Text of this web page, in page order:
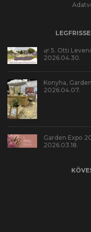
🌿 5. Otti
2026.04.30.
Konyha,
2026.04.07.
Garden Expo
2026.03.18.